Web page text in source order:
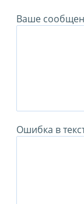
Ваше
Ошибка в